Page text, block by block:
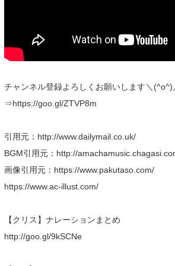
チャンネル登録よろしくお願いします＼(^o^)
⇒https://goo.gl/ZTVP8m
引用元：http://www.dailymail.co.uk/
BGM引用元：http://
画像引用元：https://www.pakutaso.com/
https://www.ac-illust.com/
【クリス】ナレーションまとめ
http://goo.gl/9kSCNe